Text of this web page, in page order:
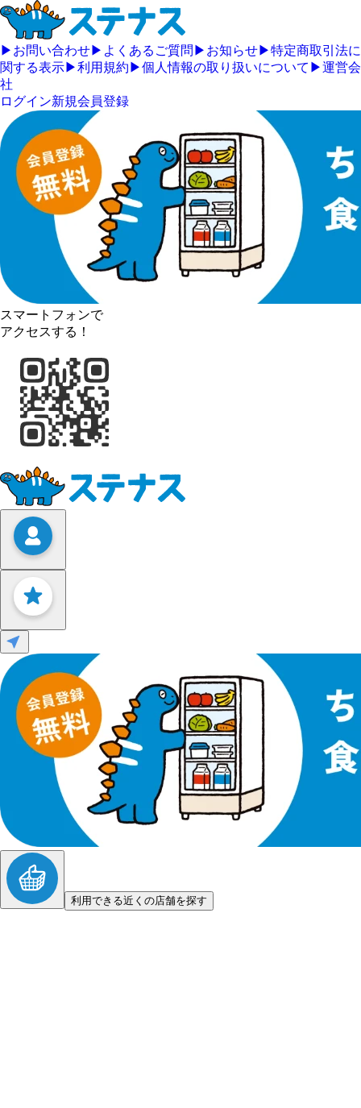
▶ お問い合わせ▶ よくあるご質問 ▶ お知らせ▶特定商取引法に
関する表示▶利用規約 ▶個人情報の取り扱いについて ▶運営会
社
ログイン新規会員登録
スマートフォンで
アクセスする！
Leaflet
利用できる近くの店舗を探す